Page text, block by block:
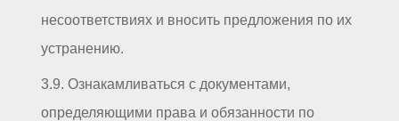
несоответствиях и вносить предложения по их
устранению.
3.9. Ознакамливаться с документами,
определяющими права и обязанности по